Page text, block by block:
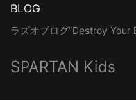
BLOG
ラズオブログ”Destroy Your
SPARTAN Kids